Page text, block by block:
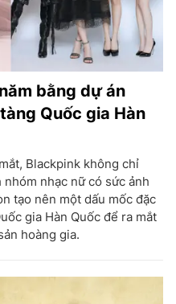
bằng dự án
Quốc gia Hàn
Blackpink không chỉ
nhạc nữ có sức ảnh
tạo nên một dấu mốc đặc
gia Hàn Quốc để ra mắt
hoàng gia.